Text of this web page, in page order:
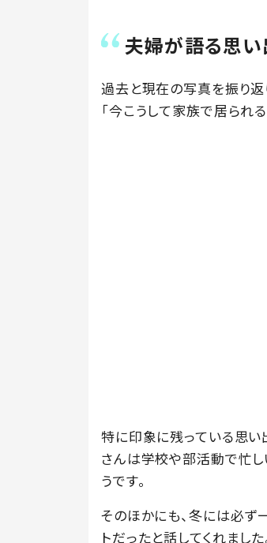
夫婦が語る思い
過去と現在の写真を振り返
「今こうして家族で居られ
特に印象に残っている思
さんは学校や部活動で忙し
うです。
そのほかにも、冬には必ず
トだったと話してくれました